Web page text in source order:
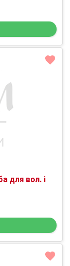
для вол. і